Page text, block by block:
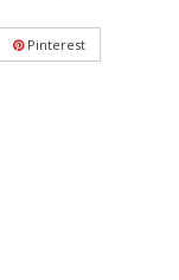
Pinterest